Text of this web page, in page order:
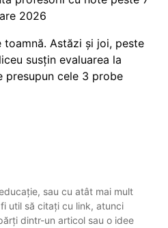
2026
toamnă. Astăzi și joi, peste
susțin evaluarea la
presupun cele 3 probe
sau cu atât mai mult
util să citați cu link, atunci
dintr-un articol sau o idee